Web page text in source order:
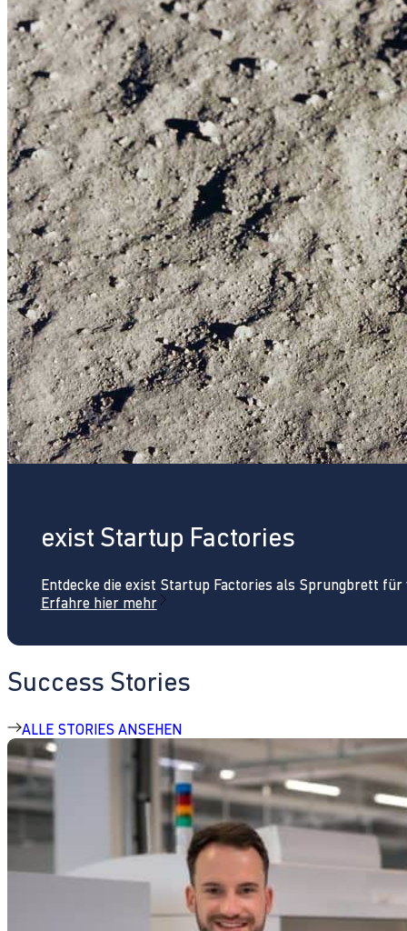
exist Startup Factories
Entdecke die exist Startup Factories als Sprungbrett
Erfahre hier mehr
Success Stories
ALLE STORIES ANSEHEN